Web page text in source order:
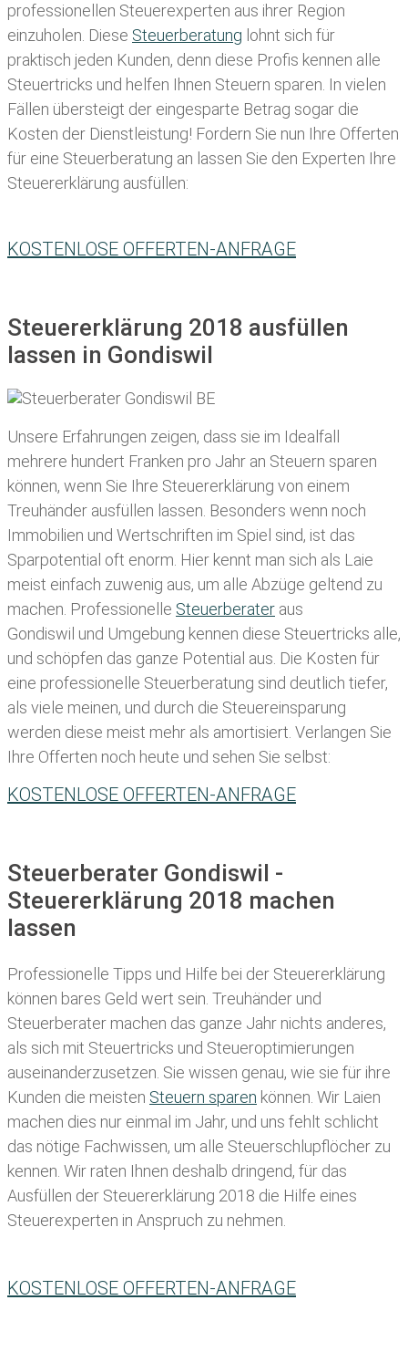
professionellen Steuerexperten aus ihrer Region
einzuholen. Diese Steuerberatung lohnt sich für
praktisch jeden Kunden, denn diese Profis kennen alle
Steuertricks und helfen Ihnen Steuern sparen. In vielen
Fällen übersteigt der eingesparte Betrag sogar die
Kosten der Dienstleistung! Fordern Sie nun Ihre Offerten
für eine Steuerberatung an lassen Sie den Experten Ihre
Steuererklärung ausfüllen:
KOSTENLOSE OFFERTEN-ANFRAGE
Steuererklärung 2018 ausfüllen
lassen in Gondiswil
Unsere Erfahrungen zeigen, dass sie im Idealfall
mehrere hundert Franken pro Jahr an Steuern sparen
können, wenn Sie Ihre Steuererklärung von einem
Treuhänder ausfüllen lassen . Besonders wenn noch
Immobilien und Wertschriften im Spiel sind, ist das
Sparpotential oft enorm. Hier kennt man sich als Laie
meist einfach zuwenig aus, um alle Abzüge geltend zu
machen. Professionelle Steuerberater aus
Gondiswil und Umgebung kennen diese Steuertricks alle,
und schöpfen das ganze Potential aus. Die Kosten für
eine professionelle Steuerberatung sind deutlich tiefer,
als viele meinen, und durch die Steuereinsparung
werden diese meist mehr als amortisiert. Verlangen Sie
Ihre Offerten noch heute und sehen Sie selbst:
KOSTENLOSE OFFERTEN-ANFRAGE
Steuerberater Gondiswil -
Steuererklärung 2018 machen
lassen
Professionelle Tipps und Hilfe bei der Steuererklärung
können bares Geld wert sein. Treuhänder und
Steuerberater machen das ganze Jahr nichts anderes,
als sich mit Steuertricks und Steueroptimierungen
auseinanderzusetzen. Sie wissen genau, wie sie für ihre
Kunden die meisten Steuern sparen können. Wir Laien
machen dies nur einmal im Jahr, und uns fehlt schlicht
das nötige Fachwissen, um alle Steuerschlupflöcher zu
kennen. Wir raten Ihnen deshalb dringend, für das
Ausfüllen der Steuererklärung 2018 die Hilfe eines
Steuerexperten in Anspruch zu nehmen.
KOSTENLOSE OFFERTEN-ANFRAGE